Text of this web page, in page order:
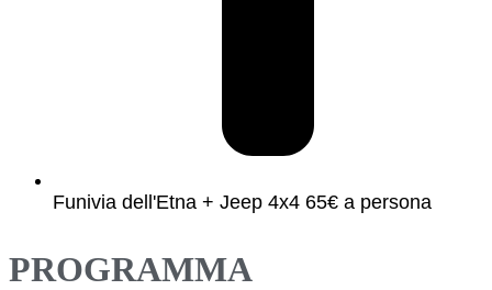
Funivia dell'Etna + Jeep 4x4 65€ a persona
PROGRAMMA